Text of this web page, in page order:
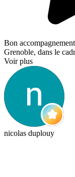
Bon
Grenoble, dans le
Voir plus
nicolas duplouy